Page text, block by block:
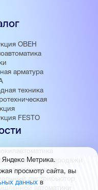
ОВЕН
арматура
техника
FESTO
розничные продажи
–
дистрибьютор
автоматики
Яндекс Метрика.
просмотр сайта, вы
данных в